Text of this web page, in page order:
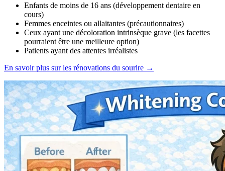
Enfants de moins de 16 ans (développement dentaire en
cours)
Femmes enceintes ou allaitantes (précautionnaires)
Ceux ayant une décoloration intrinsèque grave (les facettes
pourraient être une meilleure option)
Patients ayant des attentes irréalistes
En savoir plus sur les rénovations du sourire →